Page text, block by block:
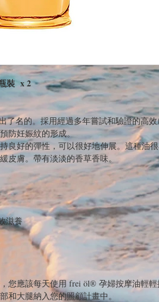
裝 x 2
了名的。採用經過多年嘗試和驗證的高
防妊娠紋的形成。
良好的彈性，可以很好地伸展。這種油
皮膚。帶有淡淡的香草香味。
滋養
您應該每天使用 frei öl® 孕婦按摩油輕
和大腿納入您的照顧計畫中。